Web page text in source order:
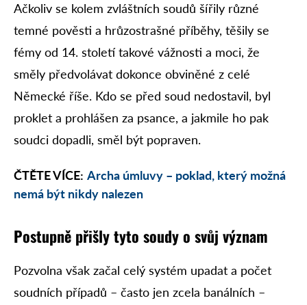
Ačkoliv se kolem zvláštních soudů šířily různé
temné pověsti a hrůzostrašné příběhy, těšily se
fémy od 14. století takové vážnosti a moci, že
směly předvolávat dokonce obviněné z celé
Německé říše. Kdo se před soud nedostavil, byl
proklet a prohlášen za psance, a jakmile ho pak
soudci dopadli, směl být popraven.
ČTĚTE VÍCE: Archa úmluvy – poklad, který možná
nemá být nikdy nalezen
Postupně přišly tyto soudy o svůj význam
Pozvolna však začal celý systém upadat a počet
soudních případů – často jen zcela banálních –